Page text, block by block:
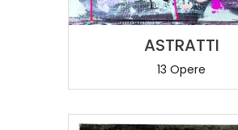
ASTRATTI
13 Opere